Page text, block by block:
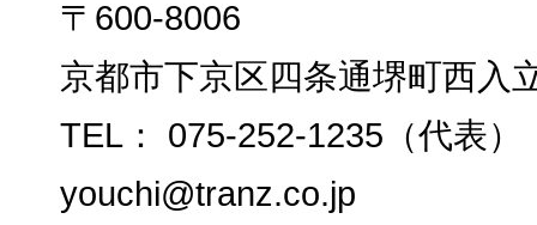
〒600-8006
京都市下京区四条通堺町西
TEL： 075-252-1235（代
youchi@tranz.co.jp